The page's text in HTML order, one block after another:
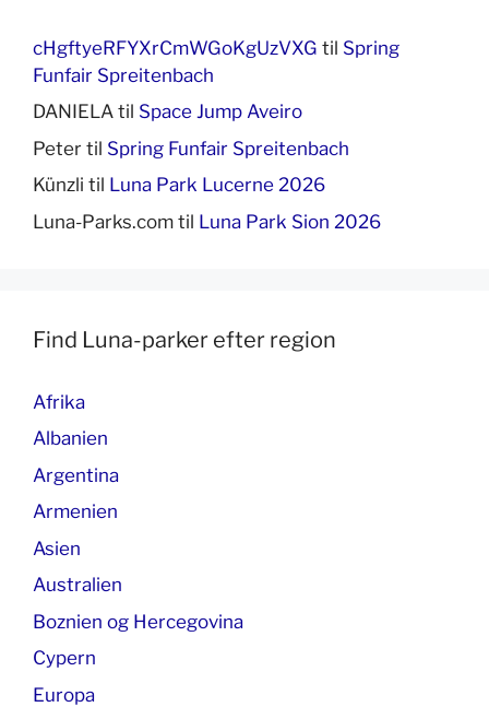
cHgftyeRFYXrCmWGoKgUzVXG til Spring
Funfair Spreitenbach
DANIELA til Space Jump Aveiro
Peter til Spring Funfair Spreitenbach
Künzli til Luna Park Lucerne 2026
Luna-Parks.com til Luna Park Sion 2026
Find Luna-parker efter region
Afrika
Albanien
Argentina
Armenien
Asien
Australien
Boznien og Hercegovina
Cypern
Europa